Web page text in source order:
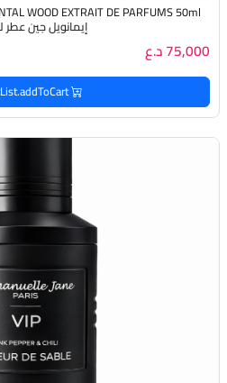
WOOD EXTRAIT DE PARFUMS 50ml
إيمانويل جين عطر
75,000 د.ع
productList.addToCart